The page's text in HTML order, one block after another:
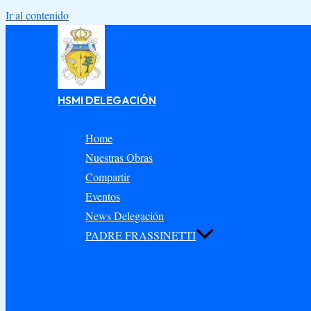
Ir al contenido
HSMI DELEGACIÓN
Home
Nuestras Obras
Compartir
Eventos
News Delegación
PADRE FRASSINETTI